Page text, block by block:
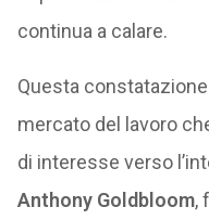
continua a calare.
Questa
mercato del lavoro
di interesse verso
Anthony Goldbloom,